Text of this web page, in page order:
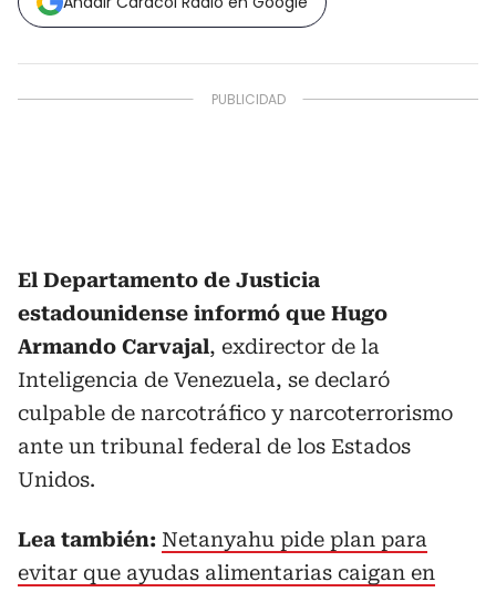
El Departamento de Justicia
estadounidense informó que Hugo
Armando Carvajal, exdirector de la
Inteligencia de Venezuela, se declaró
culpable de narcotráfico y narcoterrorismo
ante un tribunal federal de los Estados
Unidos.
Lea también: Netanyahu pide plan para
evitar que ayudas alimentarias caigan en